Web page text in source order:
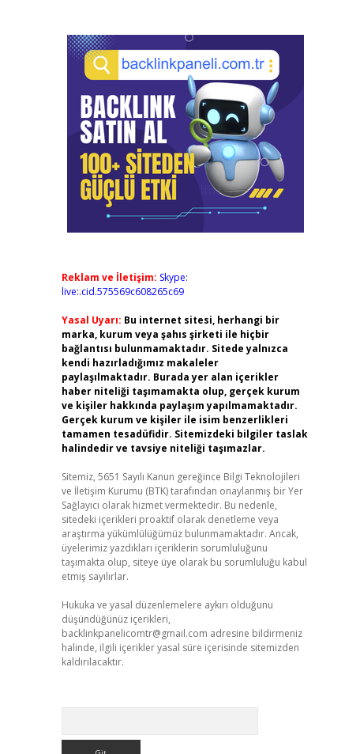
Reklam ve İletişim: Skype:
live:.cid.575569c608265c69
Yasal Uyarı: Bu internet sitesi, herhangi bir
marka, kurum veya şahıs şirketi ile hiçbir
bağlantısı bulunmamaktadır. Sitede yalnızca
kendi hazırladığımız makaleler
paylaşılmaktadır. Burada yer alan içerikler
haber niteliği taşımamakta olup, gerçek kurum
ve kişiler hakkında paylaşım yapılmamaktadır.
Gerçek kurum ve kişiler ile isim benzerlikleri
tamamen tesadüfidir. Sitemizdeki bilgiler taslak
halindedir ve tavsiye niteliği taşımazlar.
Sitemiz, 5651 Sayılı Kanun gereğince Bilgi Teknolojileri
ve İletişim Kurumu (BTK) tarafından onaylanmış bir Yer
Sağlayıcı olarak hizmet vermektedir. Bu nedenle,
sitedeki içerikleri proaktif olarak denetleme veya
araştırma yükümlülüğümüz bulunmamaktadır. Ancak,
üyelerimiz yazdıkları içeriklerin sorumluluğunu
taşımakta olup, siteye üye olarak bu sorumluluğu kabul
etmiş sayılırlar.
Hukuka ve yasal düzenlemelere aykırı olduğunu
düşündüğünüz içerikleri,
backlinkpanelicomtr@gmail.com adresine bildirmeniz
halinde, ilgili içerikler yasal süre içerisinde sitemizden
kaldırılacaktır.